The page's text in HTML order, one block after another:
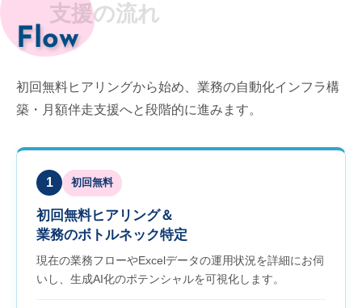
Flow
支援の流れ
初回無料ヒアリングから始め、業務の自動化インフラ構
築・月額伴走支援へと段階的に進みます。
1 初回無料
初回無料ヒアリング＆
業務のボトルネック特定
現在の業務フローやExcelデータの運用状況を詳細にお伺
いし、生成AI化のポテンシャルを可視化します。